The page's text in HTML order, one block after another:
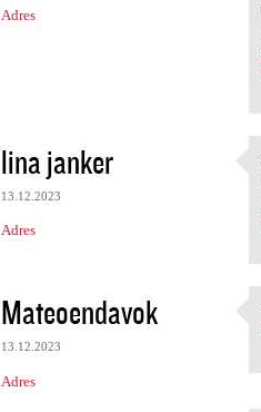
Adres
lina janker
13.12.2023
Adres
Mateoendavok
13.12.2023
Adres